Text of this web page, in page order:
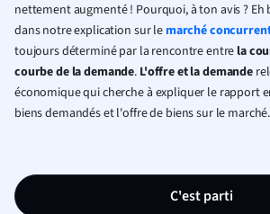
nettement augmenté ! Pourquoi, à ton avis ? Eh
dans notre explication sur le marché
toujours déterminé par la rencontre entre la
courbe de la demande. L'offre et la demande
économique qui cherche à expliquer le rapport
biens demandés et l'offre de biens sur le marché.
C'est parti